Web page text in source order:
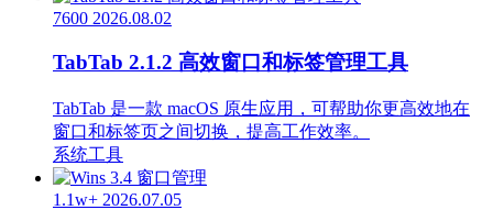
7600 2026.08.02
TabTab 2.1.2 高效窗口和标签管理工具
TabTab 是一款 macOS 原生应用，可帮助你更高效地在
窗口和标签页之间切换，提高工作效率。
系统工具
1.1w+ 2026.07.05